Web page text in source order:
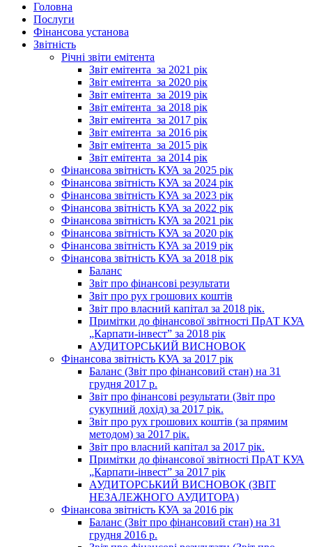
Головна
Послуги
Фінансова установа
Звітність
Річні звіти емітента
Звіт емітента_за 2021 рік
Звіт емітента_за 2020 рік
Звіт емітента_за 2019 рік
Звіт емітента_за 2018 рік
Звіт емітента_за 2017 рік
Звіт емітента_за 2016 рік
Звіт емітента_за 2015 рік
Звіт емітента_за 2014 рік
Фінансова звітність КУА за 2025 рік
Фінансова звітність КУА за 2024 рік
Фінансова звітність КУА за 2023 рік
Фінансова звітність КУА за 2022 рік
Фінансова звітність КУА за 2021 рік
Фінансова звітність КУА за 2020 рік
Фінансова звітність КУА за 2019 рік
Фінансова звітність КУА за 2018 рік
Баланс
Звіт про фінансові результати
Звіт про рух грошових коштів
Звіт про власний капітал за 2018 рік.
Примітки до фінансової звітності ПрАТ КУА
„Карпати-інвест” за 2018 рік
АУДИТОРСЬКИЙ ВИСНОВОК
Фінансова звітність КУА за 2017 рік
Баланс (Звіт про фінансовий стан) на 31
грудня 2017 р.
Звіт про фінансові результати (Звіт про
сукупний дохід) за 2017 рік.
Звіт про рух грошових коштів (за прямим
методом) за 2017 рік.
Звіт про власний капітал за 2017 рік.
Примітки до фінансової звітності ПрАТ КУА
„Карпати-інвест” за 2017 рік
АУДИТОРСЬКИЙ ВИСНОВОК (ЗВІТ
НЕЗАЛЕЖНОГО АУДИТОРА)
Фінансова звітність КУА за 2016 рік
Баланс (Звіт про фінансовий стан) на 31
грудня 2016 р.